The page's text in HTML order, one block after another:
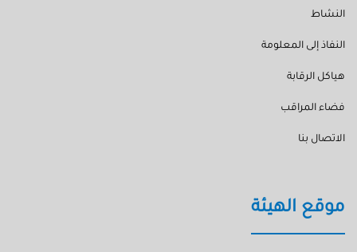
النشاط
النفاذ إلى المعلومة
هياكل الرقابة
فضاء المراقب
الاتصال بنا
موقع الهيئة